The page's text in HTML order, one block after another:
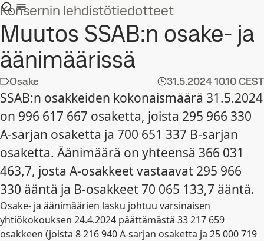
Konsernin lehdistötiedotteet
Muutos SSAB:n osake- ja
äänimäärissä
Osake 31.5.202410.10 CEST
SSAB:n osakkeiden kokonaismäärä 31.5.2024
on 996 617 667 osaketta, joista 295 966 330
A-sarjan osaketta ja 700 651 337 B-sarjan
osaketta. Äänimäärä on yhteensä 366 031
463,7, josta A-osakkeet vastaavat 295 966
330 ääntä ja B-osakkeet 70 065 133,7 ääntä.
Osake- ja äänimäärien lasku johtuu varsinaisen
yhtiökokouksen 24.4.2024 päättämästä 33 217 659
osakkeen (joista 8 216 940 A-sarjan osaketta ja 25 000 719